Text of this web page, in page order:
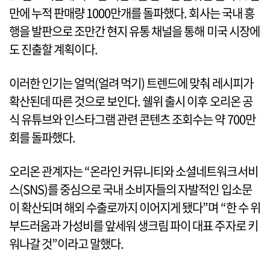
만에 누적 판매량 1000만개를 돌파했다. 회사는 국내 흥
행을 발판으로 조만간 현지 유통 채널을 통해 미국 시장에
도 진출할 계획이다.
이러한 인기는 얼먹(얼려 먹기) 트렌드에 맞춰 레시피가
확산된데 따른 것으로 보인다. 쉘위 출시 이후 오리온 공
식 유튜브와 인스타그램 관련 콘텐츠 조회수는 약 700만
회를 돌파했다.
오리온 관계자는 “온라인 커뮤니티와 소셜네트워크서비
스(SNS)를 중심으로 국내 소비자들의 자발적인 입소문
이 확산되며 해외 수출로까지 이어지게 됐다”며 “한 수 위
부드러움과 가성비를 앞세워 생크림 파이 대표 주자로 키
워나갈 것”이라고 말했다.